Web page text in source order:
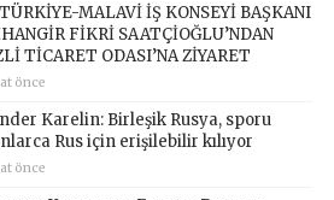
MALAVİ İŞ KONSEYİ BAŞKANI
FİKRİ SAATÇİOĞLU’NDAN
TİCARET ODASI’NA ZİYARET
önce
Karelin: Birleşik Rusya, sporu
Rus için erişilebilir kılıyor
önce